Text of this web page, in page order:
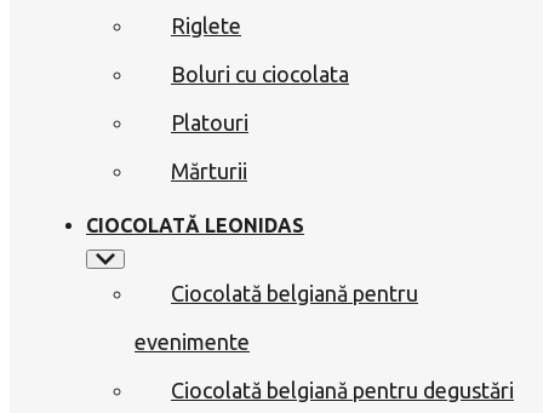
Riglete
Boluri cu ciocolata
Platouri
Mărturii
CIOCOLATĂ LEONIDAS
Ciocolată belgiană pentru
evenimente
Ciocolată belgiană pentru degustări